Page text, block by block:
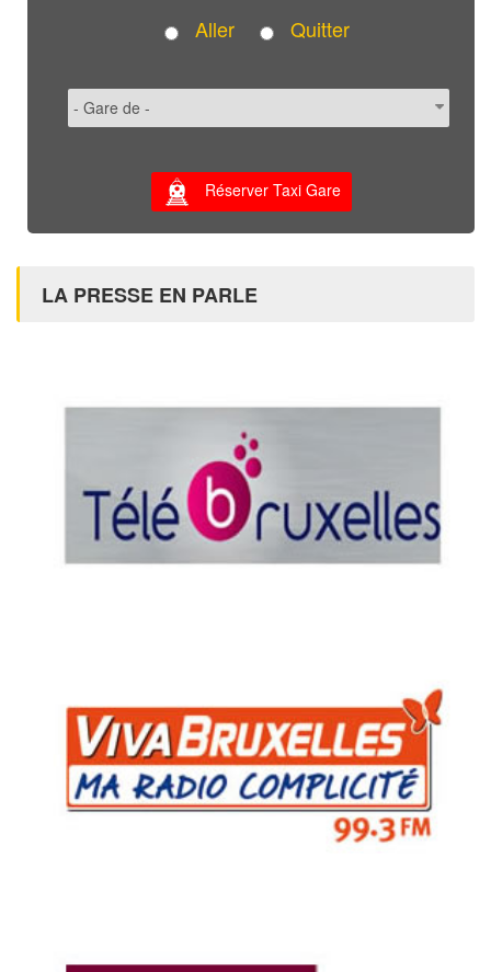
Aller Quitter
Réserver Taxi Gare
LA PRESSE EN PARLE